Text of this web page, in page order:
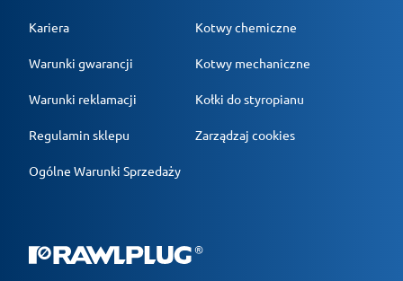
Kariera
Warunki gwarancji
Warunki reklamacji
Regulamin sklepu
Ogólne Warunki Sprzedaży
Kotwy chemiczne
Kotwy mechaniczne
Kołki do styropianu
Zarządzaj cookies